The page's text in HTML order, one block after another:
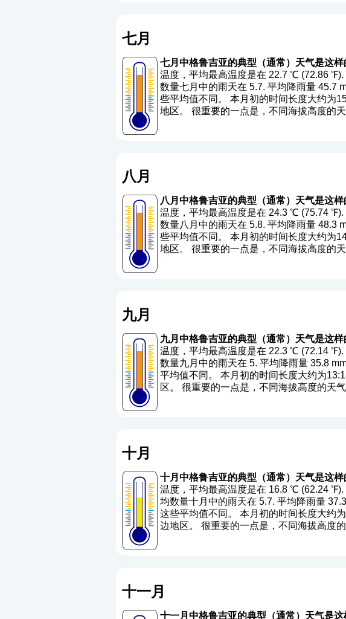
七月
七月中格鲁吉亚的典型（通常）天气是这样
温度，平均最高温度是在 22.7 ℃ (72.86
数量七月中的雨天在 5.7. 平均降雨量 45.7
些平均值不同。 本月初的时间长度大约为
地区。 很重要的一点是，不同海拔高度的
八月
八月中格鲁吉亚的典型（通常）天气是这样
温度，平均最高温度是在 24.3 ℃ (75.74
数量八月中的雨天在 5.8. 平均降雨量 48.3
些平均值不同。 本月初的时间长度大约为
地区。 很重要的一点是，不同海拔高度的
九月
九月中格鲁吉亚的典型（通常）天气是这样
温度，平均最高温度是在 22.3 ℃ (72.14
数量九月中的雨天在 5. 平均降雨量 35.8
平均值不同。 本月初的时间长度大约为
区。 很重要的一点是，不同海拔高度的天
十月
十月中格鲁吉亚的典型（通常）天气是这样
温度，平均最高温度是在 16.8 ℃ (62.24
均数量十月中的雨天在 5.7. 平均降雨量
这些平均值不同。 本月初的时间长度大约
边地区。 很重要的一点是，不同海拔高度
十一月
十一月中格鲁吉亚的典型（通常）天气是这